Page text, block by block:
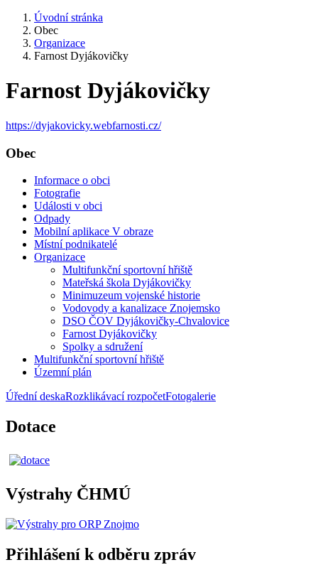
Úvodní stránka
Obec
Organizace
Farnost Dyjákovičky
Farnost Dyjákovičky
https://dyjakovicky.webfarnosti.cz/
Obec
Informace o obci
Fotografie
Události v obci
Odpady
Mobilní aplikace V obraze
Místní podnikatelé
Organizace
Multifunkční sportovní hřiště
Mateřská škola Dyjákovičky
Minimuzeum vojenské historie
Vodovody a kanalizace Znojemsko
DSO ČOV Dyjákovičky-Chvalovice
Farnost Dyjákovičky
Spolky a sdružení
Multifunkční sportovní hřiště
Územní plán
Úřední deskaRozklikávací rozpočetFotogalerie
Dotace
Výstrahy ČHMÚ
Přihlášení k odběru zpráv